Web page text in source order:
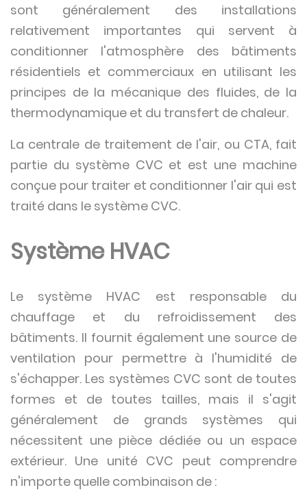
sont généralement des installations
relativement importantes qui servent à
conditionner l'atmosphère des bâtiments
résidentiels et commerciaux en utilisant les
principes de la mécanique des fluides, de la
thermodynamique et du transfert de chaleur.
La centrale de traitement de l'air, ou CTA, fait
partie du système CVC et est une machine
conçue pour traiter et conditionner l'air qui est
traité dans le système CVC.
Système HVAC
Le système HVAC est responsable du
chauffage et du refroidissement des
bâtiments. Il fournit également une source de
ventilation pour permettre à l'humidité de
s'échapper. Les systèmes CVC sont de toutes
formes et de toutes tailles, mais il s'agit
généralement de grands systèmes qui
nécessitent une pièce dédiée ou un espace
extérieur. Une unité CVC peut comprendre
n'importe quelle combinaison de :